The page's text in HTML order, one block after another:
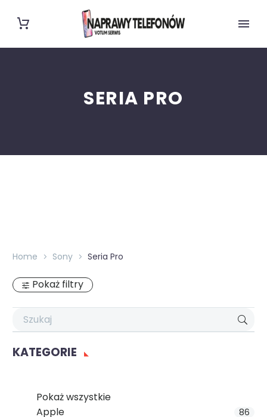
SERIA PRO
Home Sony Seria Pro
Pokaż filtry
KATEGORIE
Pokaż wszystkie
Apple
86